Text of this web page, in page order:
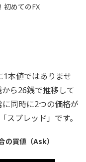
初めてのFX
本値ではありませ
ら26銭で推移して
同時に2つの価格が
スプレッド」です。
の買値（Ask）